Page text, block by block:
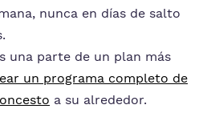
nunca en días de salto
una parte de un plan más
un programa completo de
a su alrededor.